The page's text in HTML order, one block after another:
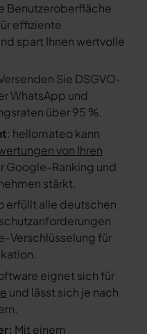
Benutzeroberfläche
effiziente
spart Ihnen wertvolle
Sie DSGVO-
WhatsApp und
über 95 %.
: hellomateo kann
von Ihren
Google-Ranking und
stärkt.
erfüllt alle deutschen
Verschlüsselung für
eignet sich für
und lässt sich je nach
Mit einem